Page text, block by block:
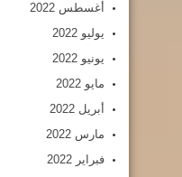
أغسطس 2022
يوليو 2022
يونيو 2022
مايو 2022
أبريل 2022
مارس 2022
فبراير 2022